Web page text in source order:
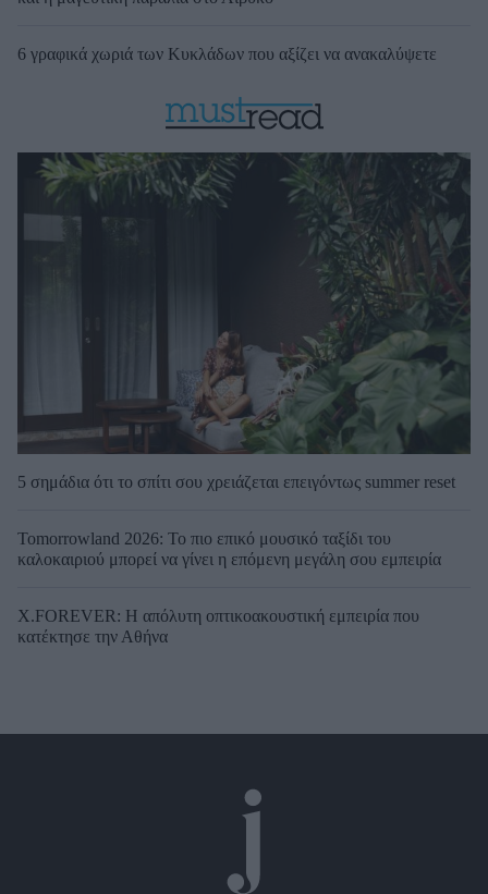
6 γραφικά χωριά των Κυκλάδων που αξίζει να ανακαλύψετε
5 σημάδια ότι το σπίτι σου χρειάζεται επειγόντως summer reset
Tomorrowland 2026: Το πιο επικό μουσικό ταξίδι του
καλοκαιριού μπορεί να γίνει η επόμενη μεγάλη σου εμπειρία
X.FOREVER: Η απόλυτη οπτικοακουστική εμπειρία που
κατέκτησε την Αθήνα